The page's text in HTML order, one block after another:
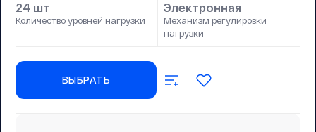
24 шт
Количество уровней нагрузки
Электронная
Механизм регулировки
нагрузки
ВЫБРАТЬ